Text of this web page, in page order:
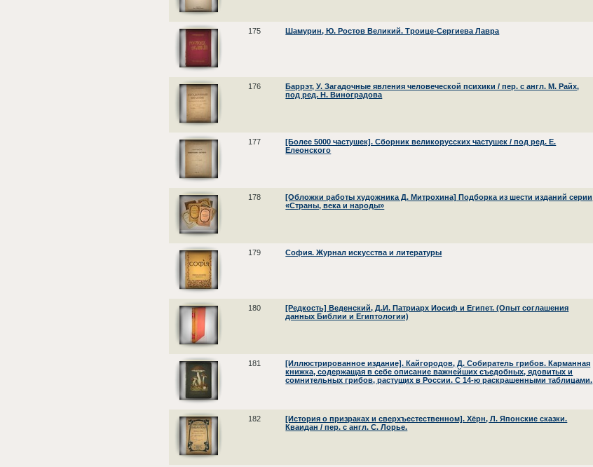
175 Шамурин, Ю. Ростов Великий. Троице-Сергиева Лавра
176
Баррэт, У. Загадочные явления человеческой психики / пер. с англ. М. Райх,
под ред. Н. Виноградова
177
[Более 5000 частушек]. Сборник великорусских частушек / под ред. Е.
Елеонского
178
[Обложки работы художника Д. Митрохина] Подборка из шести изданий серии
«Страны, века и народы»
179 София. Журнал искусства и литературы
180
[Редкость] Веденский, Д.И. Патриарх Иосиф и Египет. (Опыт соглашения
данных Библии и Египтологии)
181
[Иллюстрированное издание]. Кайгородов, Д. Собиратель грибов. Карманная
книжка, содержащая в себе описание важнейших съедобных, ядовитых и
сомнительных грибов, растущих в России. С 14-ю раскрашенными таблицами.
182
[История о призраках и сверхъестественном]. Хёрн, Л. Японские сказки.
Кваидан / пер. с англ. С. Лорье.